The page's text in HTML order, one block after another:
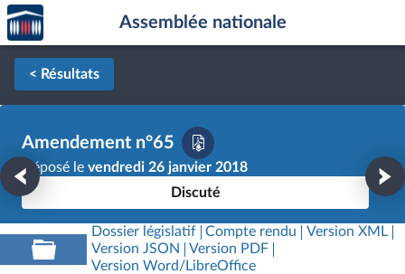
Aller au contenu
Aller en bas de la page
Accèder
à la
page
d'accueil
Assemblée nationale
< Résultats
Amendement n°65
Déposé le vendredi 26 janvier 2018
Discuté
Dossier législatif Compte rendu
Version XML
Version JSON
Version PDF
Version Word/LibreOffice